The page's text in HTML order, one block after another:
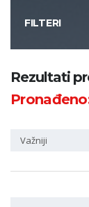
FILTERI
Rezultati
Važniji